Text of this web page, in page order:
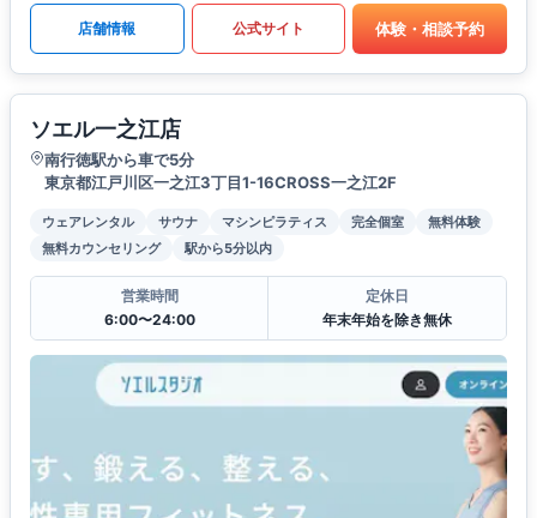
店舗情報 公式サイト 体験・相談予約
ソエル一之江店
南行徳駅から車で5分
東京都江戸川区一之江3丁目1-16CROSS一之江2F
ウェアレンタル サウナ マシンピラティス 完全個室
無料体験
無料カウンセリング
駅から5分以内
営業時間
6:00〜24:00
定休日
年末年始を除き無休